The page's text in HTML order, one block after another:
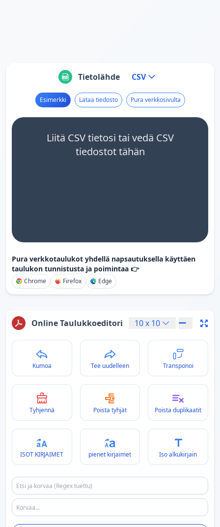
Tietolähde CSV
Esimerkki Lataa tiedosto Pura verkkosivulta
Liitä CSV tietosi tai vedä CSV
tiedostot tähän
Pura verkkotaulukot yhdellä napsautuksella käyttäen
taulukon tunnistusta ja poimintaa 👉
Chrome Firefox Edge
Online Taulukkoeditori 10x 10
Kumoa Tee uudelleen Transponoi
Tyhjennä Poista tyhjät Poista duplikaatit
ISOT KIRJAIMET pienet kirjaimet Iso alkukirjain